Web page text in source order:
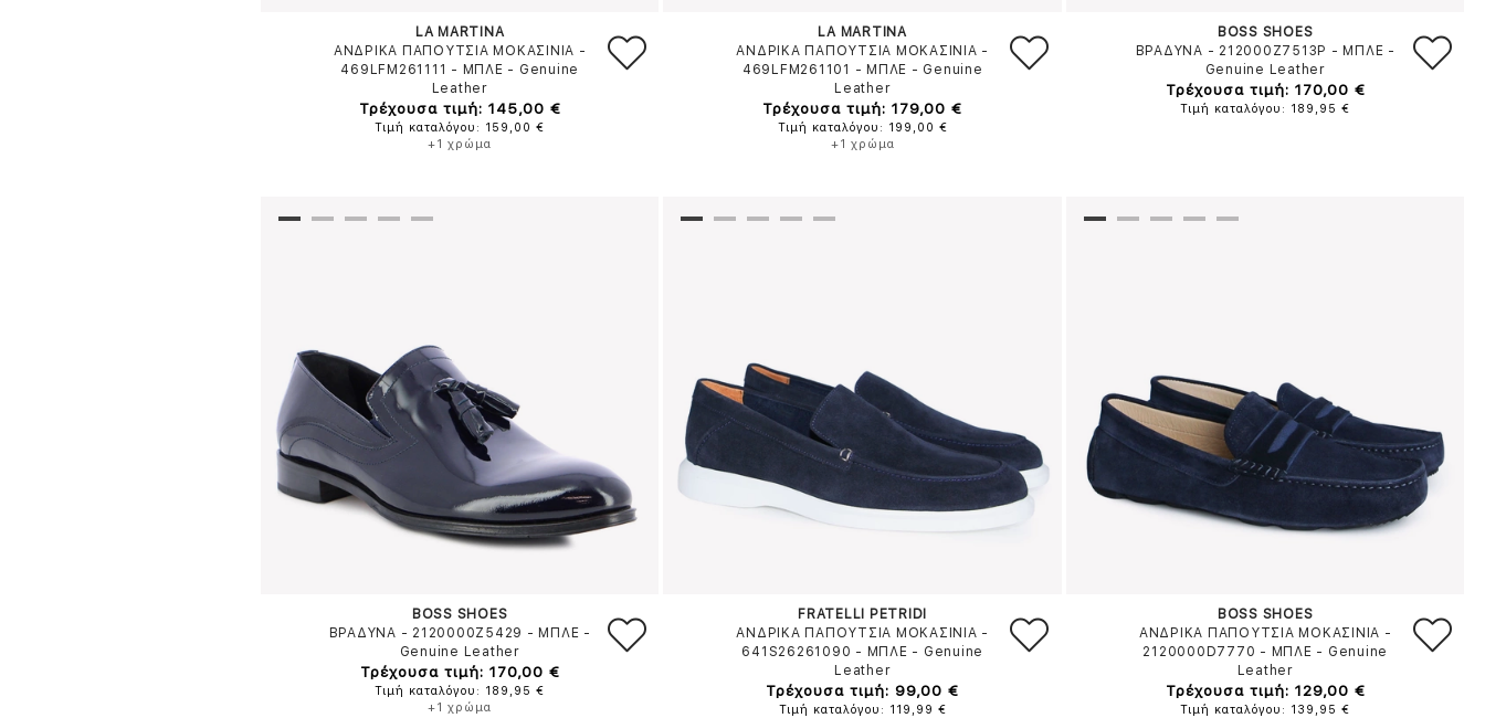
LA MARTINA
ΑΝΔΡΙΚΑ ΠΑΠΟΥΤΣΙΑ ΜΟΚΑΣΙΝΙΑ -
469LFM261111 - ΜΠΛΕ - Genuine
Leather
Τρέχουσα τιμή: 145,00 €
Τιμή καταλόγου: 159,00 €
+1 χρώμα
LA MARTINA
ΑΝΔΡΙΚΑ ΠΑΠΟΥΤΣΙΑ ΜΟΚΑΣΙΝΙΑ -
469LFM261101
- ΜΠΛΕ - Genuine
Leather
Τρέχουσα τιμή: 179,00 €
Τιμή καταλόγου: 199,00 €
+1 χρώμα
BOSS SHOES
ΒΡΑΔΥΝΑ - 212000Z7513P - ΜΠΛΕ -
Genuine Leather
Τρέχουσα τιμή: 170,00 €
Τιμή καταλόγου: 189,95 €
BOSS SHOES
ΒΡΑΔΥΝΑ - 2120000Z5429 - ΜΠΛΕ -
Genuine Leather
Τρέχουσα τιμή: 170,00 €
Τιμή καταλόγου: 189,95 €
+1 χρώμα
FRATELLI PETRIDI
ΑΝΔΡΙΚΑ ΠΑΠΟΥΤΣΙΑ ΜΟΚΑΣΙΝΙΑ -
641S26261090 - ΜΠΛΕ - Genuine
Leather
Τρέχουσα τιμή: 99,00 €
Τιμή καταλόγου: 119,99 €
BOSS SHOES
ΑΝΔΡΙΚΑ ΠΑΠΟΥΤΣΙΑ ΜΟΚΑΣΙΝΙΑ -
2120000D7770 - ΜΠΛΕ - Genuine
Leather
Τρέχουσα τιμή: 129,00 €
Τιμή καταλόγου: 139,95 €